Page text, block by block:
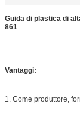
Guida di plastica di
861
Vantaggi:
1. Come produttore,